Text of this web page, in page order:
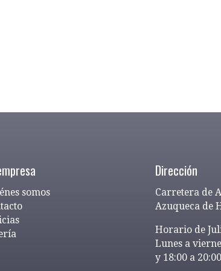
somos
Dirección
Carretera de
Azuqueca de
Horario de
Lunes a
y 18:00 a